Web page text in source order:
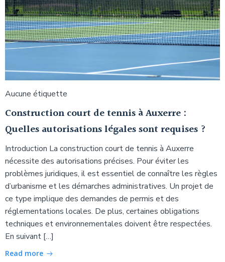
Aucune étiquette
Construction court de tennis à Auxerre :
Quelles autorisations légales sont requises ?
Introduction La construction court de tennis à Auxerre
nécessite des autorisations précises. Pour éviter les
problèmes juridiques, il est essentiel de connaître les règles
d’urbanisme et les démarches administratives. Un projet de
ce type implique des demandes de permis et des
réglementations locales. De plus, certaines obligations
techniques et environnementales doivent être respectées.
En suivant […]
Read more